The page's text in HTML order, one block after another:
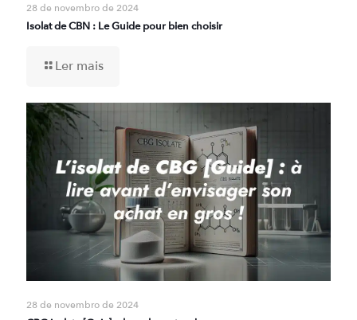
28 de novembro de 2024
Isolat de CBN : Le Guide pour bien choisir
Ler mais
28 de novembro de 2024